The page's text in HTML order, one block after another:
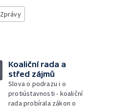
Zprávy
Koaliční rada a
střed zájmů
Slova o podrazu i o
protiústavnosti - koaliční
rada probírala zákon o